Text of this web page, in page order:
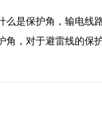
么是保护角，输电线
，对于避雷线的保